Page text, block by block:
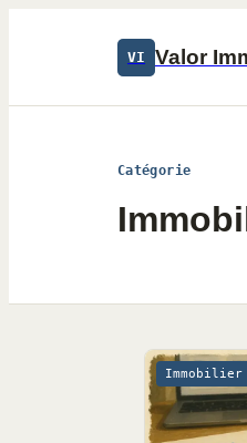
VI Valor
Catégorie
Immobilier